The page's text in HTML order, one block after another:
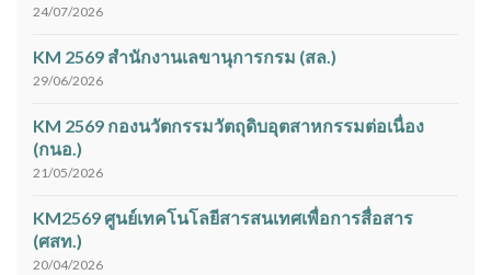
24/07/2026
KM 2569 สำนักงานเลขานุการกรม (สล.)
29/06/2026
KM 2569 กองนวัตกรรมวัตถุดิบอุตสาหกรรมต่อเนื่อง
(กนอ.)
21/05/2026
KM2569 ศูนย์เทคโนโลยีสารสนเทศเพื่อการสื่อสาร
(ศสท.)
20/04/2026